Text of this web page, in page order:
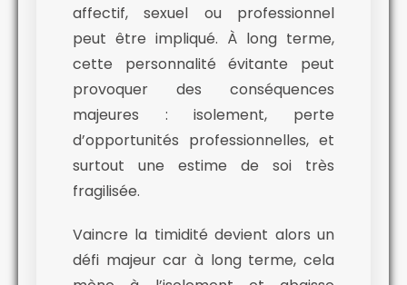
affectif, sexuel ou professionnel
peut être impliqué. À long terme,
cette personnalité évitante peut
provoquer des conséquences
majeures : isolement, perte
d’opportunités professionnelles, et
surtout une estime de soi très
fragilisée.
Vaincre la timidité devient alors un
défi majeur car à long terme, cela